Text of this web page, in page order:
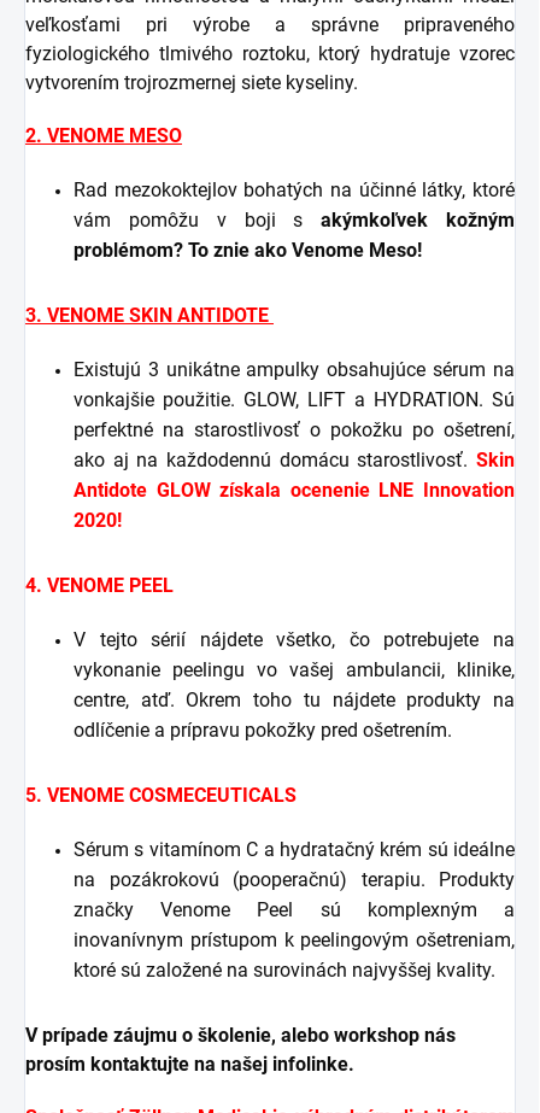
veľkosťami pri výrobe a správne pripraveného
fyziologického tlmivého roztoku, ktorý hydratuje vzorec
vytvorením trojrozmernej siete kyseliny.
2. VENOME MESO
Rad mezokoktejlov bohatých na účinné látky, ktoré
vám pomôžu v boji sakýmkoľvek kožným
problémom? To znie ako Venome Meso!
3. VENOME SKIN ANTIDOTE
Existujú 3 unikátne ampulky obsahujúce sérum na
vonkajšie použitie. GLOW, LIFT a HYDRATION. Sú
perfektné na starostlivosť o pokožku po ošetrení,
ako aj na každodennú domácu starostlivosť. Skin
Antidote GLOW získala ocenenie LNE Innovation
2020!
4. VENOME PEEL
V tejto sérií nájdete všetko, čo potrebujete na
vykonanie peelingu vo vašej ambulancii, klinike,
centre, atď. Okrem toho tu nájdete produkty na
odlíčenie a prípravu pokožky pred ošetrením.
5. VENOME COSMECEUTICALS
Sérum s vitamínom C a hydratačný krém sú ideálne
na pozákrokovú (pooperačnú) terapiu. Produkty
značky Venome Peel sú komplexným a
inovanívnym prístupom k peelingovým ošetreniam,
ktoré sú založené na surovinách najvyššej kvality.
V prípade záujmu o školenie, alebo workshop nás
prosím kontaktujte na našej infolinke.